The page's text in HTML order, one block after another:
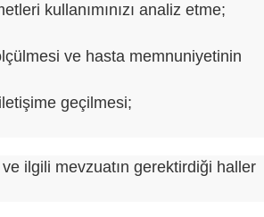
kullanımınızı analiz etme;
ve hasta memnuniyetinin
geçilmesi;
ilgili mevzuatın gerektirdiği haller